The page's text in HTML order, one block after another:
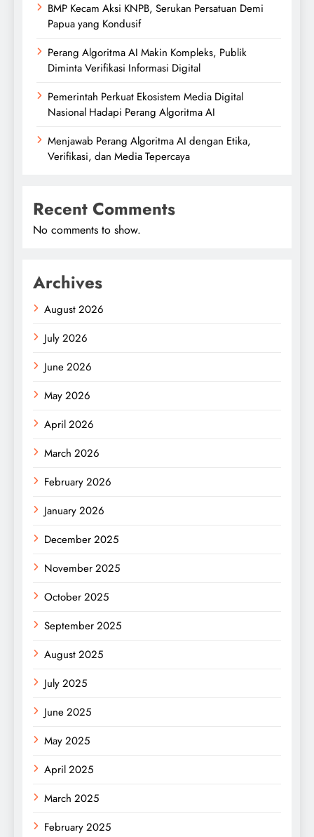
BMP Kecam Aksi KNPB, Serukan Persatuan Demi
Papua yang Kondusif
Perang Algoritma AI Makin Kompleks, Publik
Diminta Verifikasi Informasi Digital
Pemerintah Perkuat Ekosistem Media Digital
Nasional Hadapi Perang Algoritma AI
Menjawab Perang Algoritma AI dengan Etika,
Verifikasi, dan Media Tepercaya
Recent Comments
No comments to show.
Archives
August 2026
July 2026
June 2026
May 2026
April 2026
March 2026
February 2026
January 2026
December 2025
November 2025
October 2025
September 2025
August 2025
July 2025
June 2025
May 2025
April 2025
March 2025
February 2025